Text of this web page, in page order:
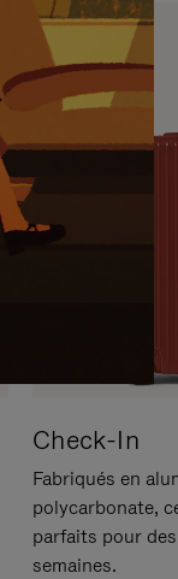
Check-In
Fabriqués en
polycarbonate,
parfaits pour
semaines.